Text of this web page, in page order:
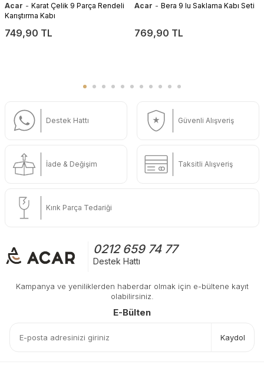
Acar - Karat Çelik 9 Parça Rendeli
Karıştırma Kabı
749,90 TL
Acar - Bera 9 lu Saklama Kabı Seti
769,90 TL
Destek Hattı Güvenli Alışveriş
İade & Değişim Taksitli Alışveriş
Kırık Parça Tedariği
0212 659 74 77
Destek Hattı
Kampanya ve yeniliklerden haberdar olmak için e-bültene kayıt
olabilirsiniz.
E-Bülten
Kaydol